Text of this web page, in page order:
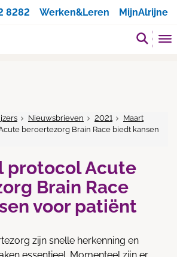
8282
Werken&Leren MijnAlrijne
Nieuwsbrieven 2021
Maart
beroertezorg Brain Race biedt kansen
protocol Acute
Brain Race
voor patiënt
zijn snelle herkenning en